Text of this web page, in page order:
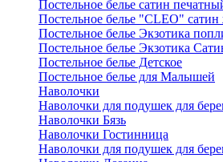
Постельное белье сатин
Постельное белье "CLEO" сатин
Постельное белье Экзотика
Постельное белье Экзотика
Постельное белье Детское
Постельное белье для Малышей
Наволочки
Наволочки для подушек для
Наволочки Бязь
Наволочки Гостинница
Наволочки для подушек для